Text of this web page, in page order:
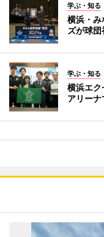
学ぶ・知る
横浜・
ズが球
学ぶ・知る
横浜エ
アリー